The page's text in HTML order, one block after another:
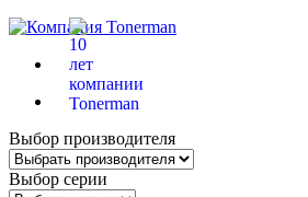
Выбор производителя
Выбор серии